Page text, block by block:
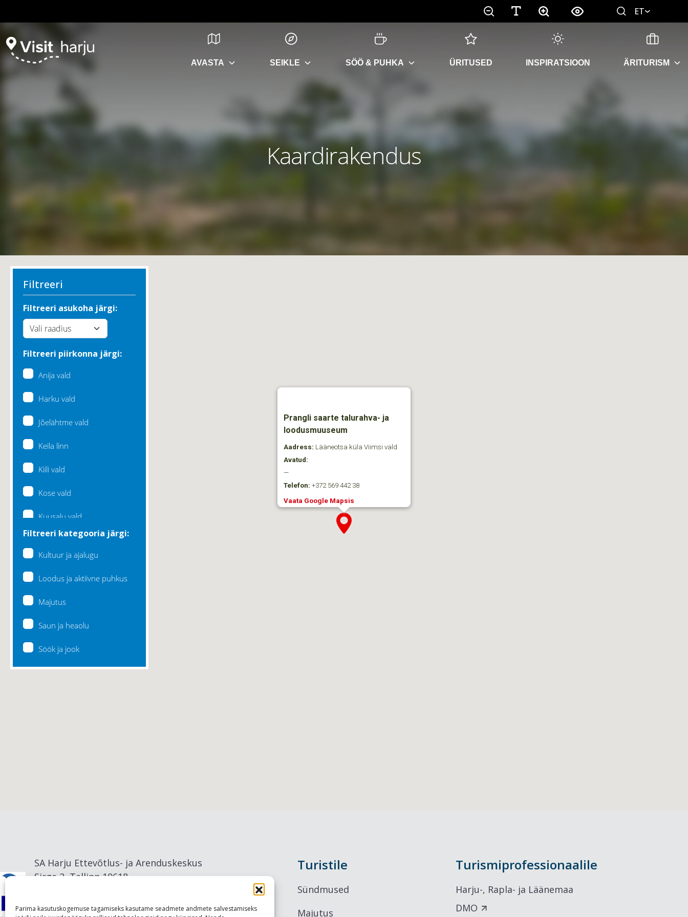
Parima kasutuskogemuse tagamiseks kasutame seadmete andmete salvestamiseks
ET
AVASTA SEIKLE SÖÖ & PUHKA ÜRITUSED INSPIRATSIOON ÄRITURISM
Kaardirakendus
Filtreeri
Filtreeri asukoha järgi:
Filtreeri piirkonna järgi:
Anija vald
Harku vald
Jõelähtme vald
Keila linn
Kiili vald
Kose vald
Kuusalu vald
Lääne-Harju vald
Filtreeri kategooria järgi:
Kultuur ja ajalugu
Loodus ja aktiivne puhkus
Majutus
Saun ja heaolu
Söök ja jook
Prangli saarte talurahva- ja
loodusmuuseum
Aadress: Lääneotsa küla Viimsi vald
Avatud:
—
Telefon: +372 569 442 38
Vaata Google Mapsis
SA Harju Ettevõtlus- ja Arenduskeskus
Sirge 2, Tallinn 10618
Turistile
Sündmused
Majutus
Turismiprofessionaalile
Harju-, Rapla- ja Läänemaa
DMO